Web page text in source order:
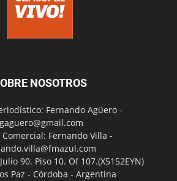
NOSOTROS
Fernando Agüero -
Fernando Villa -
90. Piso 10. Of 107.(X5152EYN)
Paz - Córdoba - Argentina